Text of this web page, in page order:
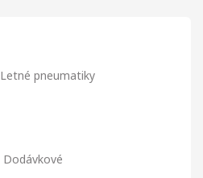
Letné pneumatiky
Dodávkové